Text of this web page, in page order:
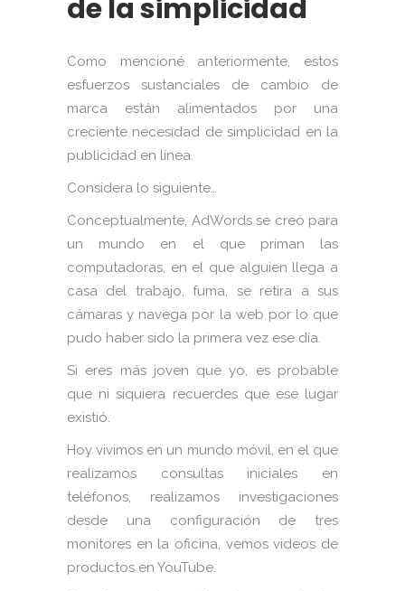
de la simplicidad
Como mencioné anteriormente, estos
esfuerzos sustanciales de cambio de
marca están alimentados por una
creciente necesidad de simplicidad en la
publicidad en línea.
Considera lo siguiente…
Conceptualmente, AdWords se creó para
un mundo en el que priman las
computadoras, en el que alguien llega a
casa del trabajo, fuma, se retira a sus
cámaras y navega por la web por lo que
pudo haber sido la primera vez ese día.
Si eres más joven que yo, es probable
que ni siquiera recuerdes que ese lugar
existió.
Hoy vivimos en un mundo móvil, en el que
realizamos consultas iniciales en
teléfonos, realizamos investigaciones
desde una configuración de tres
monitores en la oficina, vemos videos de
productos en YouTube.